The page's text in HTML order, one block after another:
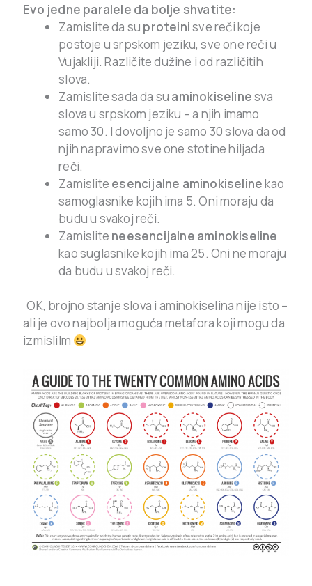
Evo jedne paralele da bolje shvatite:
Zamislite da su proteinisve reči koje
postoje u srpskom jeziku, sve one reči u
Vujakliji. Različite dužine i od različitih
slova.
Zamislite sada da su aminokiselinesva
slova u srpskom jeziku – a njih imamo
samo 30. I dovoljno je samo 30 slova da od
njih napravimo sve one stotine hiljada
reči.
Zamislite esencijalne aminokiselinekao
samoglasnike kojih ima 5. Oni moraju da
budu u svakoj reči.
Zamislite neesencijalne aminokiseline
kao suglasnike kojih ima 25. Oni ne moraju
da budu u svakoj reči.
.OK, brojno stanje slova i aminokiselina nije isto –
ali je ovo najbolja moguća metafora koji mogu da
izmislilm